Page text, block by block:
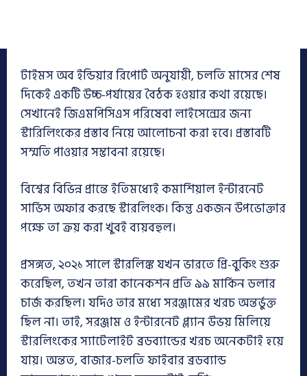
টাইমস অব ইন্ডিয়ার রিপোর্ট অনুযায়ী, চলতি মাসের শেষ
দিকেই একটি উচ্চ-পর্যায়ের বৈঠক হওয়ার কথা রয়েছে।
সেখানেই জিএমপিসিএস পরিষেবা লাইসেন্সের জন্য
স্টারিলিংকের প্রস্তাব নিয়ে আলোচনা করা হবে। প্রস্তাবটি
সম্মতি পাওয়ার সম্ভাবনা রয়েছে।
বিশ্বের বিভিন্ন প্রান্তে ইতিমধ্যেই কমার্শিয়াল ইন্টারনেট
সার্ভিস অফার করছে স্টারলিংক। কিন্তু একজন উপভোক্তার
পক্ষে তা ক্রয় করা খুবই ব্যয়বহুল।
প্রসঙ্গত, ২০২১ সালে স্টারলিঙ্ক যখন ভারতে প্রি-বুকিং শুরু
করেছিল, তখন তারা কানেকশন প্রতি ৯৯ মার্কিন ডলার
চার্জ করছিল। যদিও তার মধ্যে সরঞ্জামের খরচ অন্তর্ভুক্ত
ছিল না। তাই, সরঞ্জাম ও ইন্টারনেট প্ল্যান উভয় মিলিয়ে
স্টারলিংকের স্যাটেলাইট ব্রডব্যান্ডের খরচ অনেকটাই হয়ে
যায়। অন্তত, বাজার-চলতি ফাইবার ব্রডব্যান্ড